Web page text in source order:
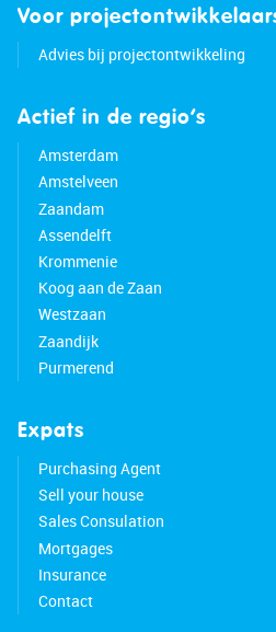
Voor
Advies bij projectontwikkeling
Actief in de regio’s
Amsterdam
Amstelveen
Zaandam
Assendelft
Krommenie
Koog aan de Zaan
Westzaan
Zaandijk
Purmerend
Expats
Purchasing Agent
Sell your house
Sales Consulation
Mortgages
Insurance
Contact